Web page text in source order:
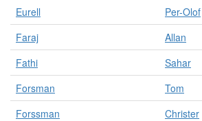
m
o
g
n
s
Eurell
Per-Olof
Faraj
Allan
Fathi
Sahar
Forsman
Tom
Forssman
Christer